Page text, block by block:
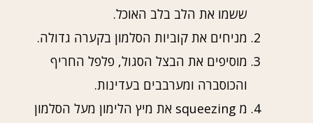
ששמו את הלב בלב האוכל.
מניחים את קוביות הסלמון בקערה גדולה.
מוסיפים את הבצל הסגול, פלפל החריף
והכוסברה ומערבבים בעדינות.
מ squeezing את מיץ הלימון מעל הסלמון